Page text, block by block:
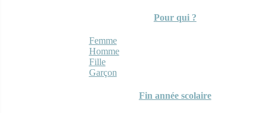
Pour qui ?
Femme
Homme
Fille
Garçon
Fin année scolaire